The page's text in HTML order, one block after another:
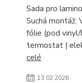
Sada pro
Suchá montáž:
fólie (pod
termostat |
celé
13.02.2026